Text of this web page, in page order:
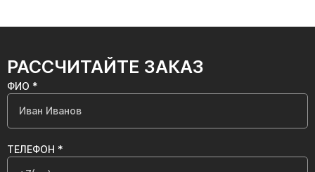
РАССЧИТАЙТЕ ЗАКАЗ
ФИО *
ТЕЛЕФОН *